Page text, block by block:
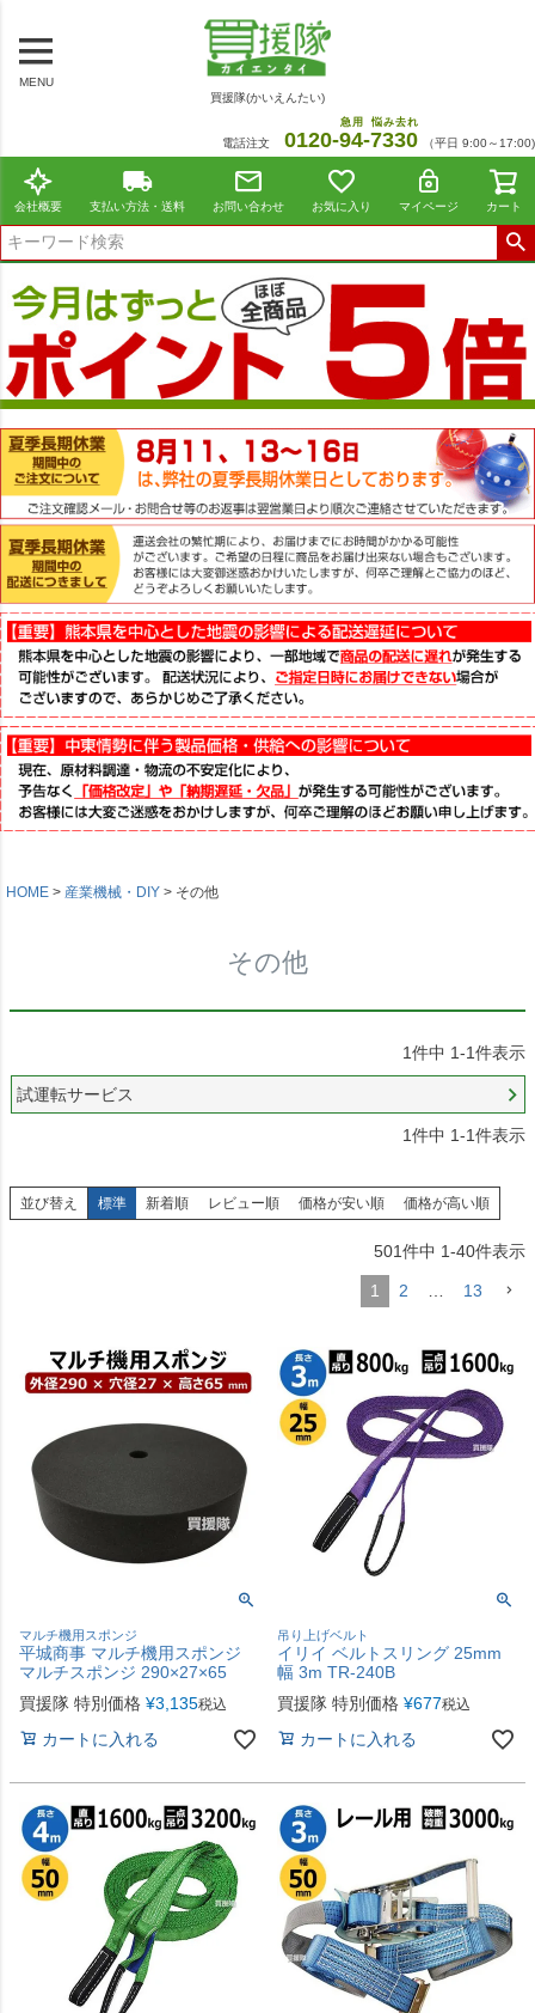
MENU
買援隊(かいえんたい)
電話注文 0120-94
急用
-7330
悩み去れ
（平日 9:00～17:00)
会社概要 支払い方法・送料 お問い合わせ お気に入り マイページ カート
HOME 産業機械・DIY その他
その他
1件中 1-1件表示
試運転サービス
1件中 1-1件表示
並び替え 標準 新着順 レビュー順 価格が安い順 価格が高い順
501件中 1-40件表示
1 2 13
マルチ機用スポンジ
平城商事 マルチ機用スポンジ
マルチスポンジ 290×27×65
買援隊 特別価格 ¥3,135税込
カートに入れる
吊り上げベルト
イリイ ベルトスリング 25mm
幅 3m TR-240B
買援隊 特別価格 ¥677税込
カートに入れる